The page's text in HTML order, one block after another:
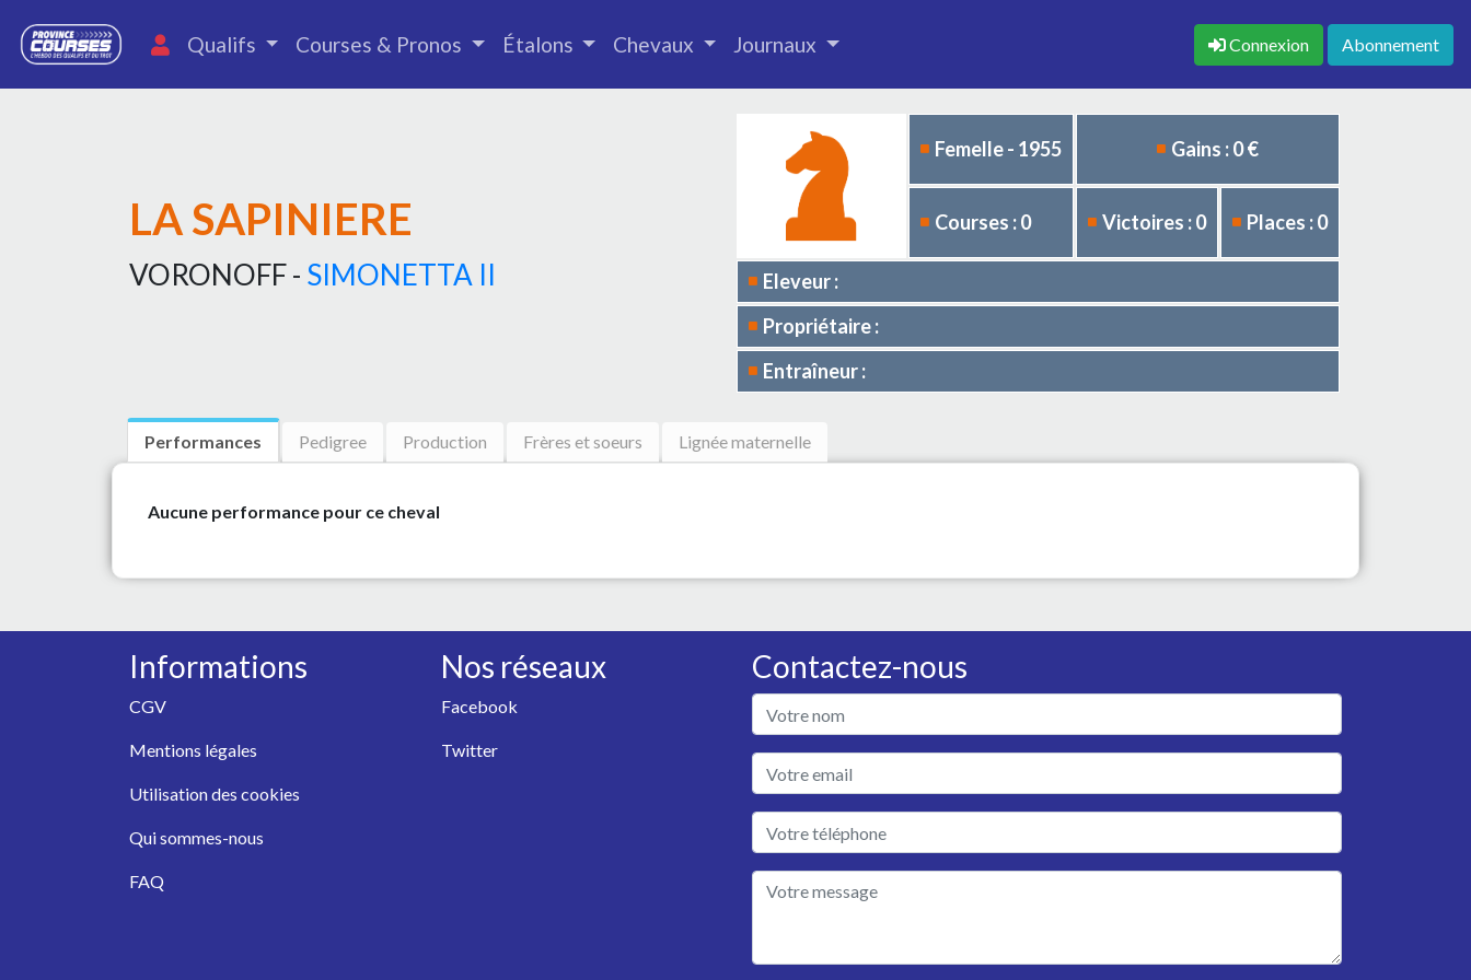
Qualifs Courses & Pronos Étalons Chevaux Journaux Connexion Abonnement
LA SAPINIERE
VORONOFF - SIMONETTA II
Femelle - 1955 Gains : 0 €
Courses : 0 Victoires : 0 Places : 0
Eleveur :
Propriétaire :
Entraîneur :
Performances Pedigree Production Frères et soeurs Lignée maternelle
Aucune performance pour ce cheval
Informations
CGV
Mentions légales
Utilisation des cookies
Qui sommes-nous
FAQ
Nos réseaux
Facebook
Twitter
Contactez-nous